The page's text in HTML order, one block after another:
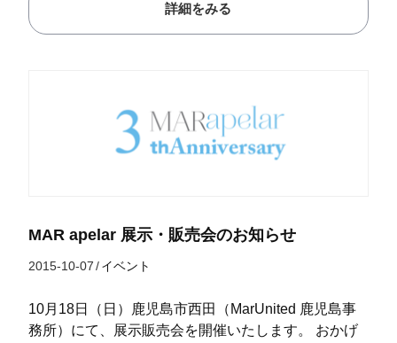
詳細をみる
MAR apelar 展示・販売会のお知らせ
2015-10-07/イベント
10月18日（日）鹿児島市西田（MarUnited 鹿児島事
務所）にて、展示販売会を開催いたします。 おかげ